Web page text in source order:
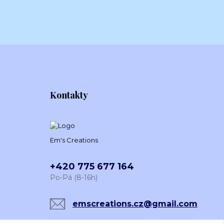
Kontakty
Em's Creations
+420 775 677 164
Po-Pá (8-16h)
emscreations.cz@gmail.com